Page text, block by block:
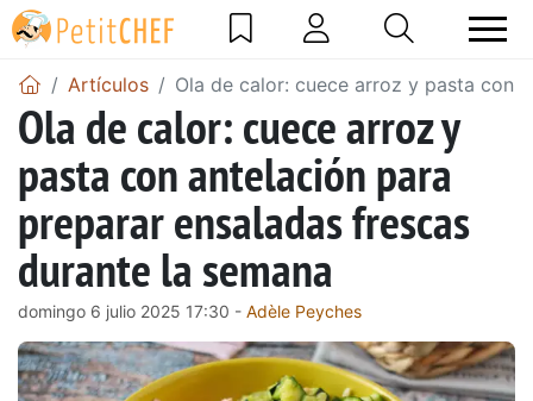
Artículos Ola de calor: cuece arroz y pasta con
Ola de calor: cuece arroz y
pasta con antelación para
preparar ensaladas frescas
durante la semana
domingo 6 julio 2025 17:30 - Adèle Peyches